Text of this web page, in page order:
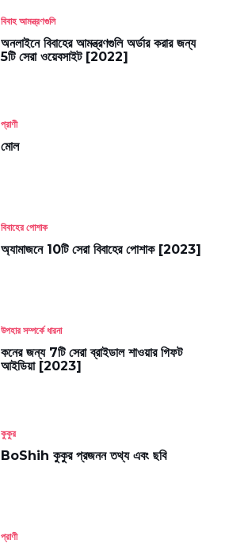
বিবাহ আমন্ত্রণগুলি
অনলাইনে বিবাহের আমন্ত্রণগুলি অর্ডার করার জন্য
5টি সেরা ওয়েবসাইট [2022]
প্রাণী
মোল
বিবাহের পোশাক
অ্যামাজনে 10টি সেরা বিবাহের পোশাক [2023]
উপহার সম্পর্কে ধারনা
কনের জন্য 7টি সেরা ব্রাইডাল শাওয়ার গিফট
আইডিয়া [2023]
কুকুর
BoShih কুকুর প্রজনন তথ্য এবং ছবি
প্রাণী